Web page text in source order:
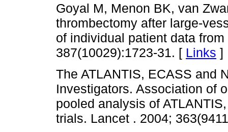
Goyal M, Menon BK, van
thrombectomy after large-
of individual patient data
387(10029):1723-31. [ Links ]
The ATLANTIS, ECASS and
Investigators. Association of
pooled analysis of
trials. Lancet . 2004;